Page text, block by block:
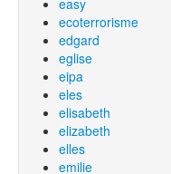
easy
ecoterrorisme
edgard
eglise
eipa
eles
elisabeth
elizabeth
elles
emilie